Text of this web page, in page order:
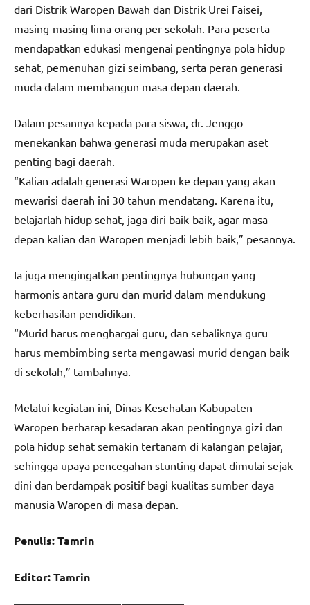
dari Distrik Waropen Bawah dan Distrik Urei Faisei,
masing-masing lima orang per sekolah. Para peserta
mendapatkan edukasi mengenai pentingnya pola hidup
sehat, pemenuhan gizi seimbang, serta peran generasi
muda dalam membangun masa depan daerah.
Dalam pesannya kepada para siswa, dr. Jenggo
menekankan bahwa generasi muda merupakan aset
penting bagi daerah.
“Kalian adalah generasi Waropen ke depan yang akan
mewarisi daerah ini 30 tahun mendatang. Karena itu,
belajarlah hidup sehat, jaga diri baik-baik, agar masa
depan kalian dan Waropen menjadi lebih baik,” pesannya.
Ia juga mengingatkan pentingnya hubungan yang
harmonis antara guru dan murid dalam mendukung
keberhasilan pendidikan.
“Murid harus menghargai guru, dan sebaliknya guru
harus membimbing serta mengawasi murid dengan baik
di sekolah,” tambahnya.
Melalui kegiatan ini, Dinas Kesehatan Kabupaten
Waropen berharap kesadaran akan pentingnya gizi dan
pola hidup sehat semakin tertanam di kalangan pelajar,
sehingga upaya pencegahan stunting dapat dimulai sejak
dini dan berdampak positif bagi kualitas sumber daya
manusia Waropen di masa depan.
Penulis: Tamrin
Editor: Tamrin